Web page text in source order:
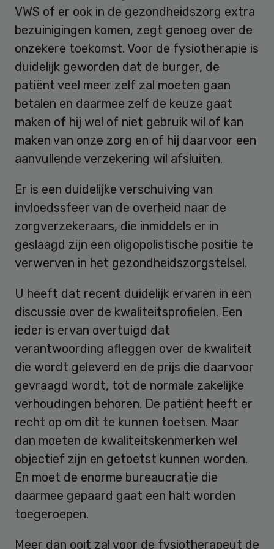
VWS of er ook in de gezondheidszorg extra
bezuinigingen komen, zegt genoeg over de
onzekere toekomst. Voor de fysiotherapie is
duidelijk geworden dat de burger, de
patiënt veel meer zelf zal moeten gaan
betalen en daarmee zelf de keuze gaat
maken of hij wel of niet gebruik wil of kan
maken van onze zorg en of hij daarvoor een
aanvullende verzekering wil afsluiten.
Er is een duidelijke verschuiving van
invloedssfeer van de overheid naar de
zorgverzekeraars, die inmiddels er in
geslaagd zijn een oligopolistische positie te
verwerven in het gezondheidszorgstelsel.
U heeft dat recent duidelijk ervaren in een
discussie over de kwaliteitsprofielen. Een
ieder is ervan overtuigd dat
verantwoording afleggen over de kwaliteit
die wordt geleverd en de prijs die daarvoor
gevraagd wordt, tot de normale zakelijke
verhoudingen behoren. De patiënt heeft er
recht op om dit te kunnen toetsen. Maar
dan moeten de kwaliteitskenmerken wel
objectief zijn en getoetst kunnen worden.
En moet de enorme bureaucratie die
daarmee gepaard gaat een halt worden
toegeroepen.
Meer dan ooit zal voor de fysiotherapeut de